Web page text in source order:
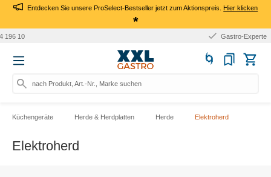
Entdecken Sie unsere ProSelect-Bestseller jetzt zum Aktionspreis.Hier klicken
*
nach Produkt, Art.-Nr., Marke suchen
Küchengeräte Herde & Herdplatten Herde Elektroherd
Elektroherd